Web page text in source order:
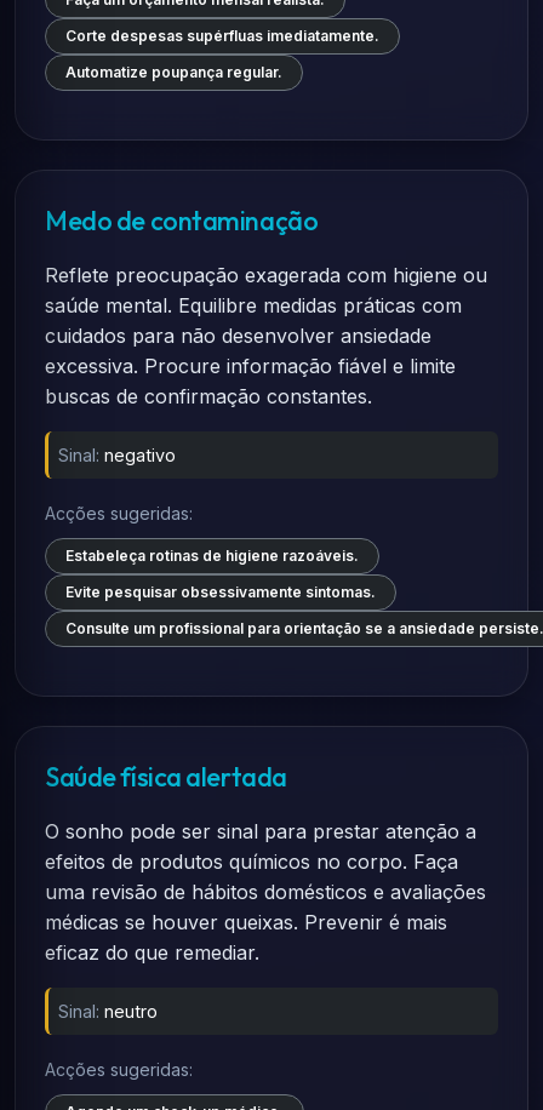
Corte despesas supérfluas imediatamente.
Automatize poupança regular.
Medo de contaminação
Reflete preocupação exagerada com higiene ou
saúde mental. Equilibre medidas práticas com
cuidados para não desenvolver ansiedade
excessiva. Procure informação fiável e limite
buscas de confirmação constantes.
Sinal: negativo
Acções sugeridas:
Estabeleça rotinas de higiene razoáveis.
Evite pesquisar obsessivamente sintomas.
Consulte um profissional para orientação se a ansiedade persiste.
Saúde física alertada
O sonho pode ser sinal para prestar atenção a
efeitos de produtos químicos no corpo. Faça
uma revisão de hábitos domésticos e avaliações
médicas se houver queixas. Prevenir é mais
eficaz do que remediar.
Sinal: neutro
Acções sugeridas: